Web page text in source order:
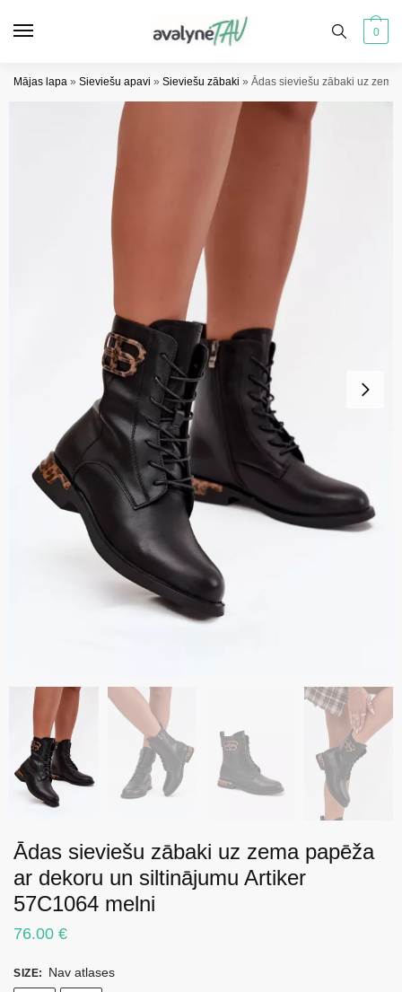
0
Mājas lapa » Sieviešu apavi » Sieviešu zābaki » Ādas sieviešu zābaki uz
Ādas sieviešu zābaki uz zema papēža
ar dekoru un siltinājumu Artiker
57C1064 melni
76.00 €
SIZE: Nav atlases